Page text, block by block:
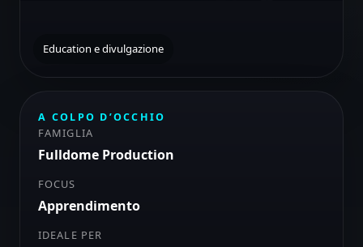
Education e divulgazione
A COLPO D’OCCHIO
FAMIGLIA
Fulldome Production
FOCUS
Apprendimento
IDEALE PER